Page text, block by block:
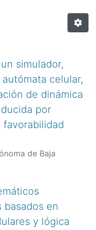
simulador,
celular,
de dinámica
por
de Baja
basados en
y lógica